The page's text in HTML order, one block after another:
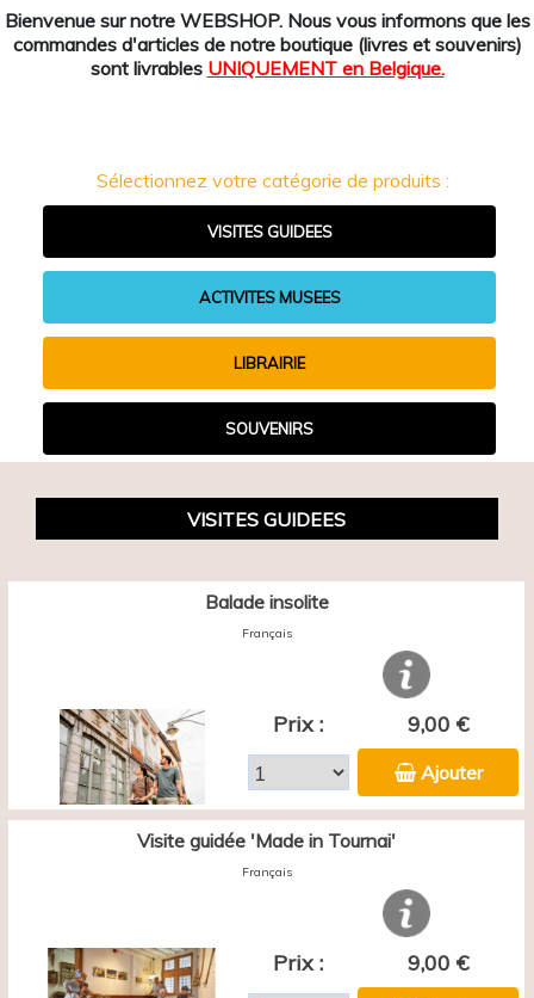
Bienvenue sur notre WEBSHOP. Nous vous informons que les
commandes d'articles de notre boutique (livres et souvenirs)
sont livrables UNIQUEMENT en Belgique.
Sélectionnez votre catégorie de produits :
VISITES GUIDEES
ACTIVITES MUSEES
LIBRAIRIE
SOUVENIRS
VISITES GUIDEES
Balade insolite
Français
Prix : 9,00 €
Ajouter
Visite guidée 'Made in Tournai'
Français
Prix : 9,00 €